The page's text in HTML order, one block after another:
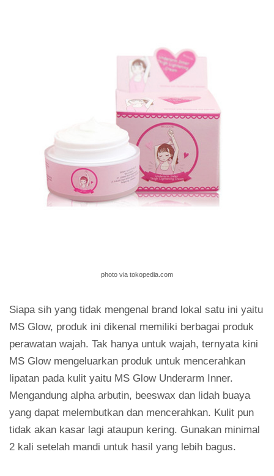
photo via tokopedia.com
Siapa sih yang tidak mengenal brand lokal satu ini yaitu
MS Glow, produk ini dikenal memiliki berbagai produk
perawatan wajah. Tak hanya untuk wajah, ternyata kini
MS Glow mengeluarkan produk untuk mencerahkan
lipatan pada kulit yaitu MS Glow Underarm Inner.
Mengandung alpha arbutin, beeswax dan lidah buaya
yang dapat melembutkan dan mencerahkan. Kulit pun
tidak akan kasar lagi ataupun kering. Gunakan minimal
2 kali setelah mandi untuk hasil yang lebih bagus.